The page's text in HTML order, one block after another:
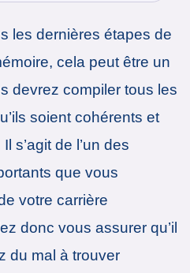
les dernières étapes de
cela peut être un
devrez compiler tous les
soient cohérents et
s’agit de l’un des
que vous
votre carrière
donc vous assurer qu’il
du mal à trouver